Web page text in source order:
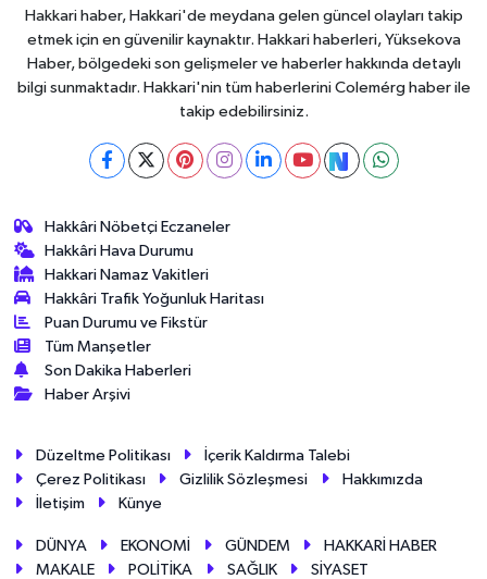
Hakkari haber, Hakkari'de meydana gelen güncel olayları takip
etmek için en güvenilir kaynaktır. Hakkari haberleri, Yüksekova
Haber, bölgedeki son gelişmeler ve haberler hakkında detaylı
bilgi sunmaktadır. Hakkari'nin tüm haberlerini Colemérg haber ile
takip edebilirsiniz.
Hakkâri Nöbetçi Eczaneler
Hakkâri Hava Durumu
Hakkari Namaz Vakitleri
Hakkâri Trafik Yoğunluk Haritası
Puan Durumu ve Fikstür
Tüm Manşetler
Son Dakika Haberleri
Haber Arşivi
Düzeltme Politikası
İçerik Kaldırma Talebi
Çerez Politikası
Gizlilik Sözleşmesi
Hakkımızda
İletişim
Künye
DÜNYA EKONOMİ GÜNDEM
HAKKARİ HABER
MAKALE
POLİTİKA SAĞLIK
SİYASET